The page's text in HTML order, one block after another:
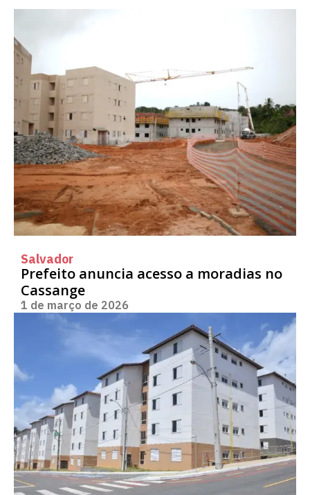
Salvador
Prefeito anuncia acesso a moradias no
Cassange
1 de março de 2026